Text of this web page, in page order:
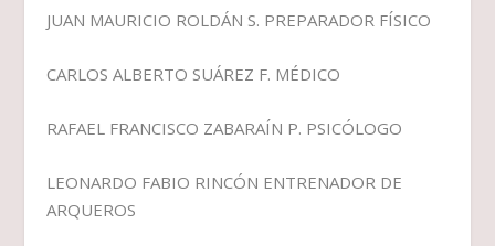
JUAN MAURICIO ROLDÁN S. PREPARADOR FÍSICO
CARLOS ALBERTO SUÁREZ F. MÉDICO
RAFAEL FRANCISCO ZABARAÍN P. PSICÓLOGO
LEONARDO FABIO RINCÓN ENTRENADOR DE
ARQUEROS